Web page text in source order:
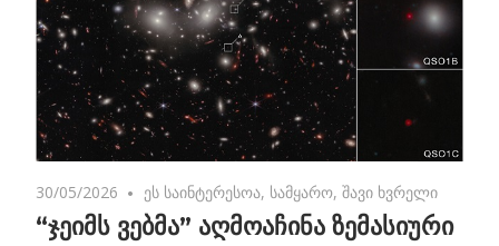
30/05/2026 No comments
ეს საინტერესოა, სამყარო,შავი ხვრელი
“ჯეიმს ვებმა” აღმოაჩინა ზემასიური